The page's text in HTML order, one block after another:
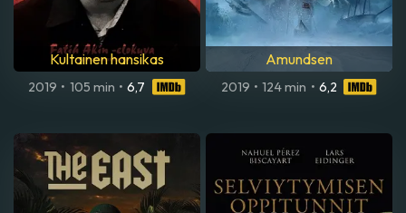
Kultainen hansikas
2019 • 105 min • 6,7
Amundsen
2019 • 124 min • 6,2